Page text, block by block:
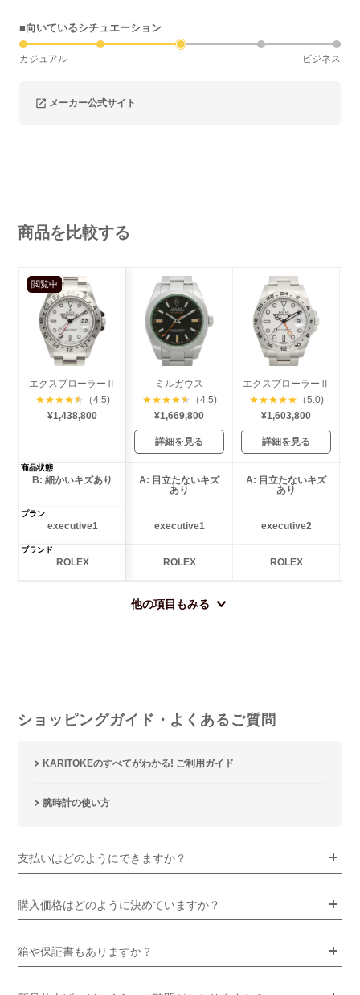
■向いているシチュエーション
カジュアル ビジネス
メーカー公式サイト
商品を比較する
閲覧中
エクスプローラーⅡ
★★★★★
（4.5)
¥1,438,800
ミルガウス
★★★★★
（4.5)
¥1,669,800
詳細を見る
エクスプローラーⅡ
★★★★★ （5.0)
¥1,603,800
詳細を見る
商品状態
B: 細かいキズあり
A: 目立たないキズ
あり
A: 目立たないキズ
あり
プラン
executive1 executive1 executive2
ブランド
ROLEX ROLEX ROLEX
他の項目もみる
ショッピングガイド・よくあるご質問
KARITOKEのすべてがわかる! ご利用ガイド
腕時計の使い方
支払いはどのようにできますか？
購入価格はどのように決めていますか？
箱や保証書もありますか？